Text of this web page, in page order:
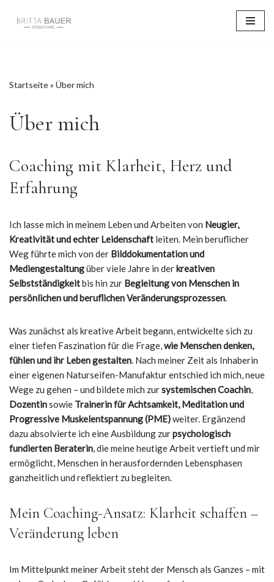
Startseite» Über mich
Über mich
Coaching mit Klarheit, Herz und
Erfahrung
Ich lasse mich in meinem Leben und Arbeiten von Neugier,
Kreativität und echter Leidenschaft leiten. Mein beruflicher
Weg führte mich von der Bilddokumentation und
Mediengestaltungüber viele Jahre in derkreativen
Selbstständigkeitbis hin zur Begleitung von Menschen in
persönlichen und beruflichen Veränderungsprozessen.
Was zunächst als kreative Arbeit begann, entwickelte sich zu
einer tiefen Faszination für die Frage,wie Menschen denken,
fühlen und ihr Leben gestalten. Nach meiner Zeit als Inhaberin
einer eigenen Naturseifen-Manufaktur entschied ich mich, neue
Wege zu gehen – und bildete mich zursystemischen Coachin,
Dozentinsowie Trainerin für Achtsamkeit, Meditation und
Progressive Muskelentspannung (PME)weiter. Ergänzend
dazu absolvierte ich eine Ausbildung zurpsychologisch
fundierten Beraterin, die meine heutige Arbeit vertieft und mir
ermöglicht, Menschen in herausfordernden Lebensphasen
ganzheitlich und reflektiert zu begleiten.
Mein Coaching-Ansatz: Klarheit schaffen –
Veränderung leben
Im Mittelpunkt meiner Arbeit steht der Mensch als Ganzes – mit